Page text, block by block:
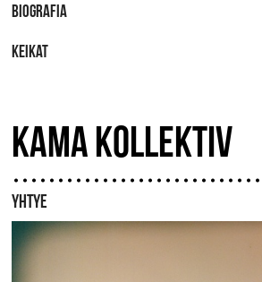
BIOGRAFIA
KEIKAT
KAMA KOLLEKTIV
YHTYE